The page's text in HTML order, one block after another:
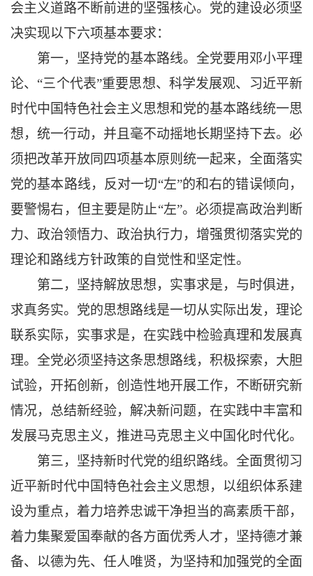
会主义道路不断前进的坚强核心。党的建设必须坚
决实现以下六项基本要求：
第一，坚持党的基本路线。全党要用邓小平理
论、 “三个代表”重要思想、科学发展观、习近平新
时代中国特色社会主义思想和党的基本路线统一思
想，统一行动，并且毫不动摇地长期坚持下去。必
须把改革开放同四项基本原则统一起来，全面落实
党的基本路线，反对一切“左”的和右的错误倾向，
要警惕右，但主要是防止“左”。必须提高政治判断
力、政治领悟力、政治执行力，增强贯彻落实党的
理论和路线方针政策的自觉性和坚定性。
第二，坚持解放思想，实事求是，与时俱进，
求真务实。党的思想路线是一切从实际出发，理论
联系实际，实事求是，在实践中检验真理和发展真
理。全党必须坚持这条思想路线，积极探索，大胆
试验，开拓创新，创造性地开展工作，不断研究新
情况，总结新经验，解决新问题，在实践中丰富和
发展马克思主义，推进马克思主义中国化时代化。
第三，坚持新时代党的组织路线。全面贯彻习
近平新时代中国特色社会主义思想，以组织体系建
设为重点，着力培养忠诚干净担当的高素质干部，
着力集聚爱国奉献的各方面优秀人才，坚持德才兼
备、以德为先、任人唯贤，为坚持和加强党的全面